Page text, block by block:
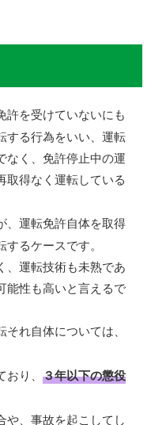
許を受けていないにも
する行為をいい、運転
なく、免許停止中の運
取得なく運転している
、運転免許自体を取得
るケースです。
、運転技術も未熟であ
能性も高いと言えるで
れ自体については、
おり、３年以下の懲役
や、事故を起こしてし